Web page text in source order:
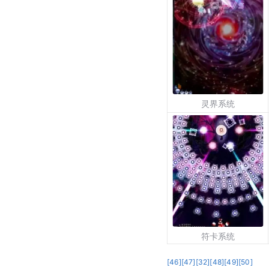
灵界系统
符卡系统
[46][47] [32][48][49][50]